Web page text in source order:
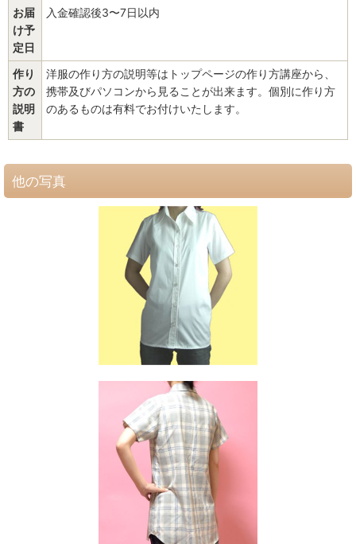
お届
け予
定日
入金確認後3〜7日以内
作り
方の
説明
書
洋服の作り方の説明等はトップページの作り方講座から、
携帯及びパソコンから見ることが出来ます。個別に作り方
のあるものは有料でお付けいたします。
他の写真